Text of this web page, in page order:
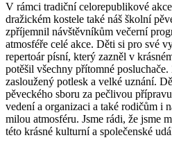
V rámci tradiční celorepublikové
dražickém kostele také náš školní
zpříjemnil návštěvníkům večerní
atmosféře celé akce. Děti si pro své
repertoár písní, který zazněl v
potěšil všechny přítomné
zasloužený potlesk a velké uznání.
pěveckého sboru za pečlivou
vedení a organizaci a také rodičům i
milou atmosféru. Jsme rádi, že jsme
této krásné kulturní a společenské